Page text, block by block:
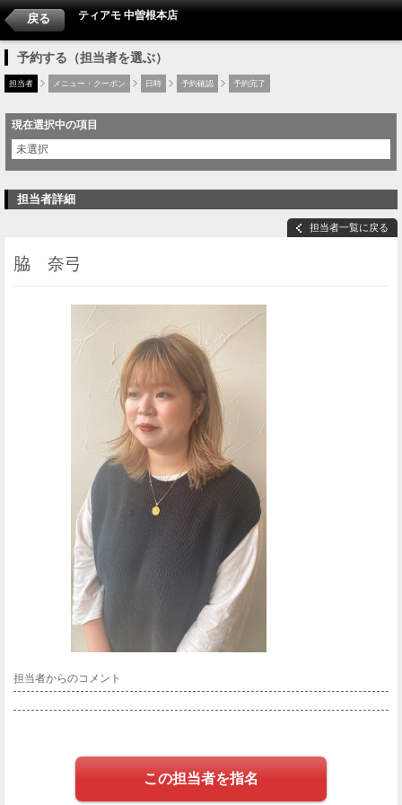
戻る ティアモ 中曽根本店
予約する（担当者を選ぶ）
担当者 メニュー・クーポン 日時 予約確認 予約完了
現在選択中の項目
未選択
担当者詳細
担当者一覧に戻る
脇 奈弓
担当者からのコメント
この担当者を指名